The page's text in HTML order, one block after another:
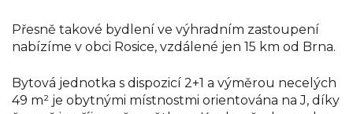
Přesně takové bydlení ve výhradním zastoupení
nabízíme v obci Rosice, vzdálené jen 15 km od Brna.
Bytová jednotka s dispozicí 2+1 a výměrou necelých
49 m² je obytnými místnostmi orientována na J, díky